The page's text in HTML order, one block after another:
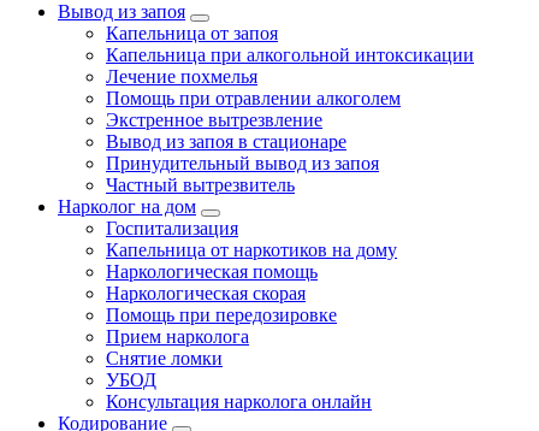
Вывод из запоя
Капельница от запоя
Капельница при алкогольной интоксикации
Лечение похмелья
Помощь при отравлении алкоголем
Экстренное вытрезвление
Вывод из запоя в стационаре
Принудительный вывод из запоя
Частный вытрезвитель
Нарколог на дом
Госпитализация
Капельница от наркотиков на дому
Наркологическая помощь
Наркологическая скорая
Помощь при передозировке
Прием нарколога
Снятие ломки
УБОД
Консультация нарколога онлайн
Кодирование